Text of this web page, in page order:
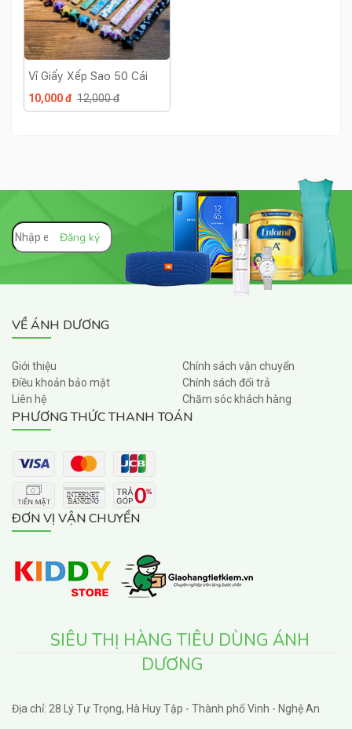
Vỉ Giấy Xếp Sao 50 Cái
10,000 đ 12,000 đ
VỀ ÁNH DƯƠNG
Giới thiệu
Điều khoản bảo mật
Liên hệ
Chính sách vận chuyển
Chính sách đổi trả
Chăm sóc khách hàng
PHƯƠNG THỨC THANH TOÁN
ĐƠN VỊ VẬN CHUYỂN
SIÊU THỊ HÀNG TIÊU DÙNG ÁNH
DƯƠNG
Địa chỉ: 28 Lý Tự Trọng, Hà Huy Tập - Thành phố Vinh - Nghệ An